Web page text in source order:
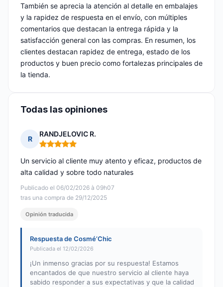
También se aprecia la atención al detalle en embalajes
y la rapidez de respuesta en el envío, con múltiples
comentarios que destacan la entrega rápida y la
satisfacción general con las compras. En resumen, los
clientes destacan rapidez de entrega, estado de los
productos y buen precio como fortalezas principales de
la tienda.
Todas las opiniones
R
RANDJELOVIC R.
Nota: 5 de 5
Publicado el 06/02/2026 à 09h07
tras una compra de 29/12/2025
Un servicio al cliente muy atento y eficaz, productos de
alta calidad y sobre todo naturales
Opinión traducida
Respuesta de Cosmé’Chic
Publicada el 12/02/2026
¡Un inmenso gracias por su respuesta! Estamos
encantados de que nuestro servicio al cliente haya
sabido responder a sus expectativas y que la calidad